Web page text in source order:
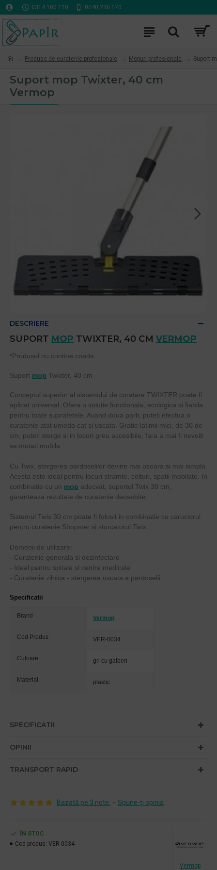
0314 100 110 0740 230 170
Produse de curatenie profesionale Mopuri profesionale Suport
Suport mop Twixter, 40 cm
Vermop
DESCRIERE
SUPORT MOP TWIXTER, 40 CM VERMOP
*Produsul nu contine coada
Suport mop Twixter, 40 cm
Conceptul superior al sistemului de curatare TWIXTER poate fi
aplicat universal. Ofera o solutie functionala, ecologica si fiabila
pentru toate suprafetele. Avand doua parti, puteti efectua o
curatenie atat umeda cat si uscata. Gratie latimii mici, de 30 de
cm, puteti sterge si in locuri greu accesibile, fara a mai fi nevoiti
sa mutati mobila.
Cu Twix, stergerea pardoselilor devine mai usoara si mai simpla.
Acesta este ideal pentru locuri stramte, colturi, spatii mobilate. In
combinatie cu un mop adecvat, suportul Twix 30 cm,
garanteaza rezultate de curatenie deosebite.
Sistemul Twix 30 cm poate fi folosit in combinatie cu caruciorul
pentru curatenie Shopster si storcatorul Twix.
Domenii de utilizare:
- Curatenie generala si dezinfectare
- Ideal pentru spitale si centre medicale
- Curatenie zilnica - stergerea uscata a pardoselii
Specificatii
Brand Vermop
Cod Produs VER-0034
Culoare gri cu galben
Material plastic
SPECIFICATII
OPINII
TRANSPORT RAPID
Bazată pe 3 note. - Spune-ţi opinia
ÎN STOC
Cod produs: VER-0034
Vermop